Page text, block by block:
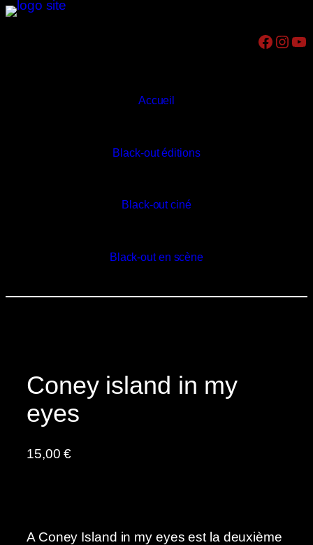
Aller
Facebook Instagram YouTube
Accueil
Black-out éditions
Black-out ciné
Black-out en scène
Coney island in my
eyes
15,00€
A Coney Island in my eyes est la deuxième